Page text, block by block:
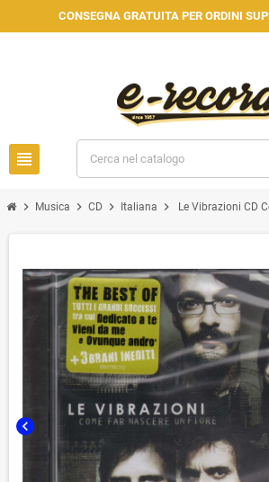
CONSEGNA GRATUITA PER ORDINI
view_headline
chevron_right Musica chevron_right CD chevron_right Italiana chevron_right Le Vibrazioni ‎CD
chevron_left